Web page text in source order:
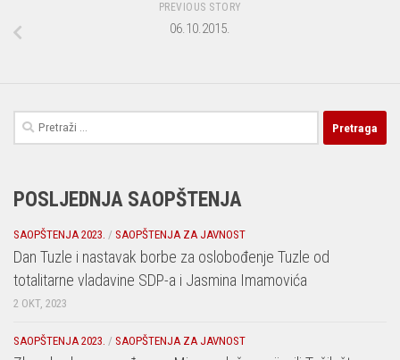
PREVIOUS STORY
06.10.2015.
Pretraga:
POSLJEDNJA SAOPŠTENJA
SAOPŠTENJA 2023. / SAOPŠTENJA ZA JAVNOST
Dan Tuzle i nastavak borbe za oslobođenje Tuzle od
totalitarne vladavine SDP-a i Jasmina Imamovića
2 OKT, 2023
SAOPŠTENJA 2023. / SAOPŠTENJA ZA JAVNOST